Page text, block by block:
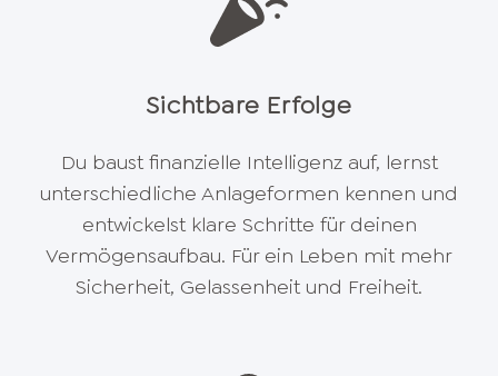
Sichtbare Erfolge
Du baust finanzielle Intelligenz auf, lernst
unterschiedliche Anlageformen kennen und
entwickelst klare Schritte für deinen
Vermögensaufbau. Für ein Leben mit mehr
Sicherheit, Gelassenheit und Freiheit.